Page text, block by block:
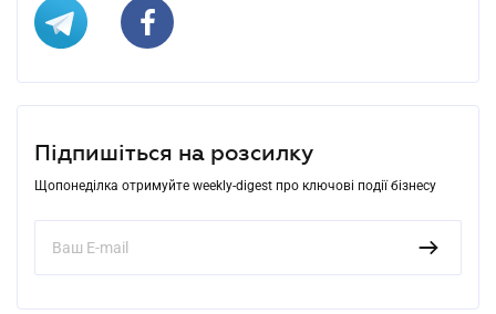
Підпишіться на розсилку
Щопонеділка отримуйте weekly-digest про ключові події бізнесу